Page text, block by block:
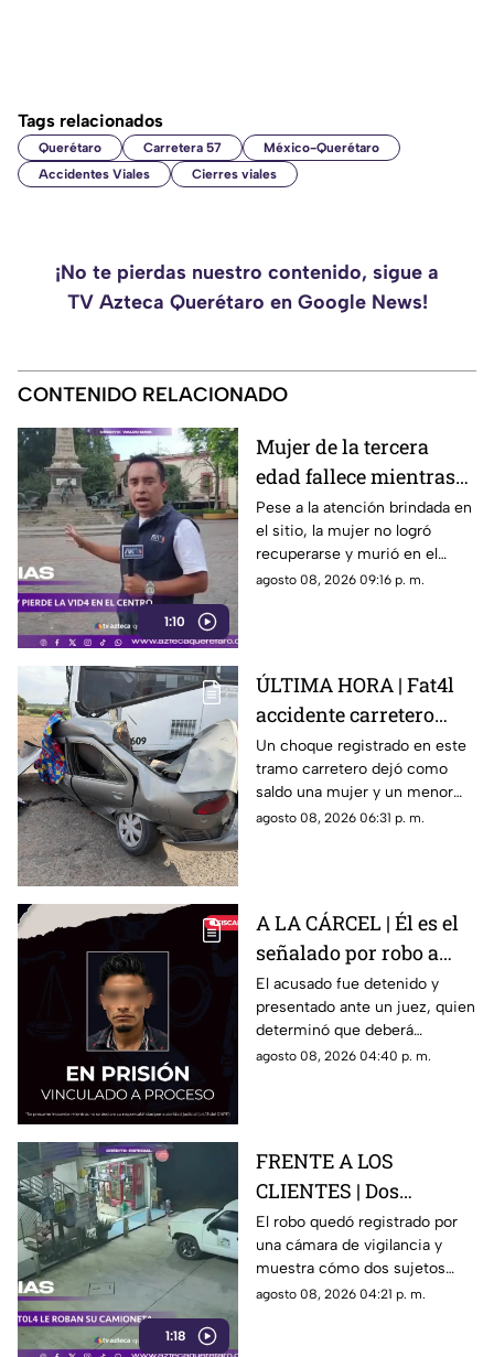
Tags relacionados
Querétaro Carretera 57
México-Querétaro
Accidentes Viales
Cierres viales
¡No te pierdas nuestro contenido, sigue a
TV Azteca Querétaro en Google News!
CONTENIDO RELACIONADO
1:10
Mujer de la tercera
edad fallece mientras
caminaba por el Centro
de Querétaro
Pese a la atención brindada en
el sitio, la mujer no logró
recuperarse y murió en el
lugar.
agosto 08, 2026 09:16 p. m.
ÚLTIMA HORA | Fat4l
accidente carretero
deja una mujer y un
niño mu3rtos en San
Juan del Río
Un choque registrado en este
tramo carretero dejó como
saldo una mujer y un menor
sin vida, además de una
agosto 08, 2026 06:31 p. m.
A LA CÁRCEL | Él es el
señalado por robo a
una casa en Santa Rosa
Jáuregui
El acusado fue detenido y
presentado ante un juez, quien
determinó que deberá
permanecer en prisión
agosto 08, 2026 04:40 p. m.
1:18
FRENTE A LOS
CLIENTES | Dos
hombres enc4ñonan a
conductor y se llevan
su camioneta
El robo quedó registrado por
una cámara de vigilancia y
muestra cómo dos sujetos
obligaron a un conductor y a
agosto 08, 2026 04:21 p. m.